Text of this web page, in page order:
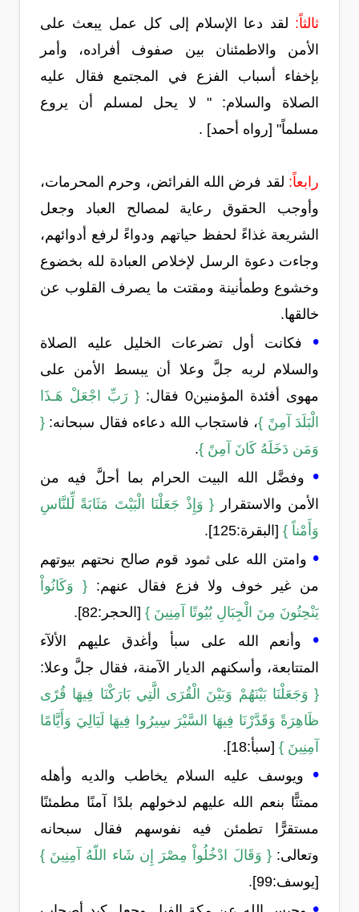
ثالثاً: لقد دعا الإسلام إلى كل عمل يبعث على
الأمن والاطمئنان بين صفوف أفراده، وأمر
بإخفاء أسباب الفزع في المجتمع فقال عليه
الصلاة والسلام: " لا يحل لمسلم أن يروع
مسلماً" [رواه أحمد] .
رابعاً: لقد فرض الله الفرائض، وحرم المحرمات،
وأوجب الحقوق رعاية لمصالح العباد وجعل
الشريعة غذاءً لحفظ حياتهم ودواءً لرفع أدوائهم،
وجاءت دعوة الرسل لإخلاص العبادة لله بخضوع
وخشوع وطمأنينة ومقتت ما يصرف القلوب عن
خالقها.
• فكانت أول تضرعات الخليل عليه الصلاة
والسلام لربه جلَّ وعلا أن يبسط الأمن على
مهوى أفئدة المؤمنين0 فقال:
{ رَبِّ اجْعَلْ هَـذَا
الْبَلَدَ آمِنً }، فاستجاب الله دعاءه فقال سبحانه: {
وَمَن دَخَلَهُ كَانَ آمِنً }.
• وفضَّل الله البيت الحرام بما أحلَّ فيه من
الأمن والاستقرار { وَإِذْ جَعَلْنَا الْبَيْتَ مَثَابَةً لِّلنَّاسِ
وَأَمْناً } [البقرة:125].
• وامتن الله على ثمود قوم صالح نحتهم بيوتهم
من غير خوف ولا فزع فقال عنهم:{ وَكَانُواْ
يَنْحِتُونَ مِنَ الْجِبَالِ بُيُوتًا آمِنِينَ } [الحجر:82].
• وأنعم الله على سبأ وأغدق عليهم الألآء
المتتابعة، وأسكنهم الديار الآمنة، فقال جلَّ وعلا:
{ وَجَعَلْنَا بَيْنَهُمْ وَبَيْنَ الْقُرَى الَّتِي بَارَكْنَا فِيهَا قُرًى
ظَاهِرَةً وَقَدَّرْنَا فِيهَا السَّيْرَ سِيرُوا فِيهَا لَيَالِيَ وَأَيَّامًا
آمِنِينَ } [سبأ:18].
• ويوسف عليه السلام يخاطب والديه وأهله
ممتنًّا بنعم الله عليهم لدخولهم بلدًا آمنًا مطمئنًا
مستقرًّا تطمئن فيه نفوسهم فقال سبحانه
وتعالى:{ وَقَالَ ادْخُلُواْ مِصْرَ إِن شَاء اللّهُ آمِنِينَ }
[يوسف:99].